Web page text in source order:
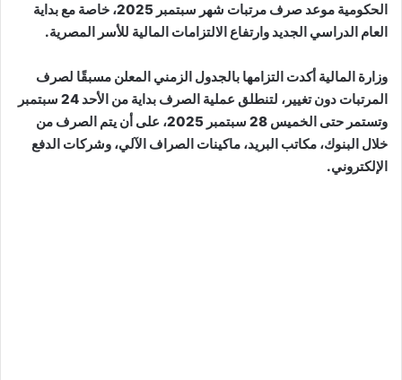
الحكومية موعد صرف مرتبات شهر سبتمبر 2025، خاصة مع بداية
العام الدراسي الجديد وارتفاع الالتزامات المالية للأسر المصرية.
وزارة المالية أكدت التزامها بالجدول الزمني المعلن مسبقًا لصرف
المرتبات دون تغيير، لتنطلق عملية الصرف بداية من الأحد 24 سبتمبر
وتستمر حتى الخميس 28 سبتمبر 2025، على أن يتم الصرف من
خلال البنوك، مكاتب البريد، ماكينات الصراف الآلي، وشركات الدفع
الإلكتروني.